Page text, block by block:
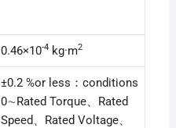
0.46×10-4kg·m2
±0.2 %or less：conditions
0∼Rated Torque、Rated
Speed、Rated Voltage、